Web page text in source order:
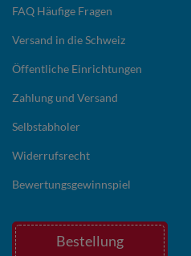
FAQ Häufige Fragen
Versand in die Schweiz
Öffentliche Einrichtungen
Zahlung und Versand
Selbstabholer
Widerrufsrecht
Bewertungsgewinnspiel
Bestellung